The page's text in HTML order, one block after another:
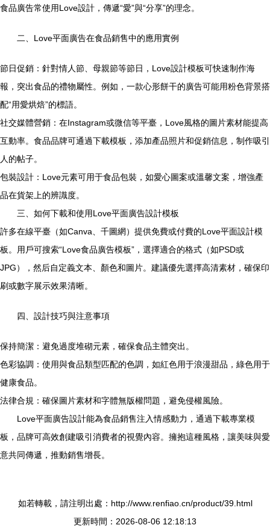
食品廣告常使用Love設計，傳遞“愛”與“分享”的理念。
二、Love平面廣告在食品銷售中的應用實例
節日促銷：針對情人節、母親節等節日，Love設計模板可快速制作海
報，突出食品的禮物屬性。例如，一款心形餅干的廣告可能用粉色背景搭
配“用愛烘焙”的標語。
社交媒體營銷：在Instagram或微信等平臺，Love風格的圖片素材能提高
互動率。食品品牌可通過下載模板，添加產品照片和促銷信息，制作吸引
人的帖子。
包裝設計：Love元素可用于食品包裝，如愛心圖案或溫馨文案，增強產
品在貨架上的辨識度。
三、如何下載和使用Love平面廣告設計模板
許多在線平臺（如Canva、千圖網）提供免費或付費的Love平面設計模
板。用戶可搜索“Love食品廣告模板”，選擇適合的格式（如PSD或
JPG），然后自定義文本、顏色和圖片。建議優先選擇高清素材，確保印
刷或數字展示效果清晰。
四、設計技巧與注意事項
保持簡潔：避免過度堆砌元素，確保食品主體突出。
色彩協調：使用與食品類型匹配的色調，如紅色用于浪漫甜品，綠色用于
健康食品。
法律合規：確保圖片素材和字體無版權問題，避免侵權風險。
Love平面廣告設計能為食品銷售注入情感動力，通過下載專業模
板，品牌可高效創建吸引消費者的視覺內容。擁抱這種風格，讓美味與愛
意共同傳遞，推動銷售增長。
如若轉載，請注明出處：http://www.renfiao.cn/product/39.html
更新時間：2026-08-06 12:18:13